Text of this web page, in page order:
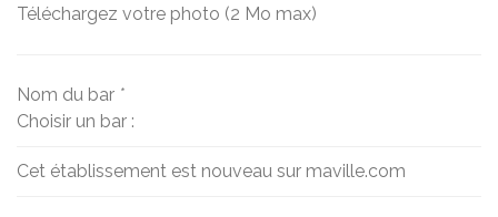
Téléchargez votre photo (2 Mo max)
Nom du bar *
Choisir un bar :
Cet établissement est nouveau sur maville.com